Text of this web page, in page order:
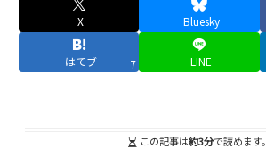
X Bluesky
はてブ 7 LINE
この記事は約3分で読めます。